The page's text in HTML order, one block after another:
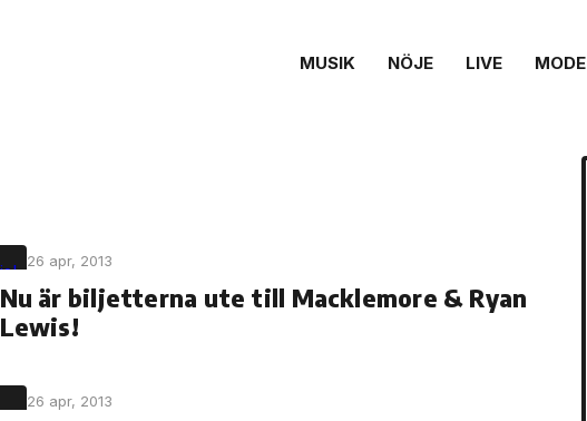
MUSIK NÖJE LIVE MODE
26 apr, 2013
Nu är biljetterna ute till Macklemore & Ryan
Lewis!
26 apr, 2013